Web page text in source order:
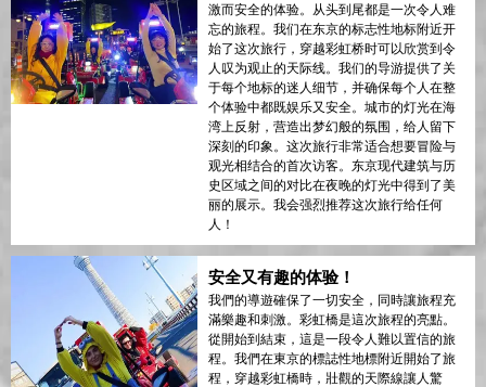
激而安全的体验。从头到尾都是一次令人难
忘的旅程。我们在东京的标志性地标附近开
始了这次旅行，穿越彩虹桥时可以欣赏到令
人叹为观止的天际线。我们的导游提供了关
于每个地标的迷人细节，并确保每个人在整
个体验中都既娱乐又安全。城市的灯光在海
湾上反射，营造出梦幻般的氛围，给人留下
深刻的印象。这次旅行非常适合想要冒险与
观光相结合的首次访客。东京现代建筑与历
史区域之间的对比在夜晚的灯光中得到了美
丽的展示。我会强烈推荐这次旅行给任何
人！
安全又有趣的体验！
我們的導遊確保了一切安全，同時讓旅程充
滿樂趣和刺激。彩虹橋是這次旅程的亮點。
從開始到結束，這是一段令人難以置信的旅
程。我們在東京的標誌性地標附近開始了旅
程，穿越彩虹橋時，壯觀的天際線讓人驚